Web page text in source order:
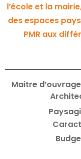
l’école et la
des espaces
PMR aux
Maitre